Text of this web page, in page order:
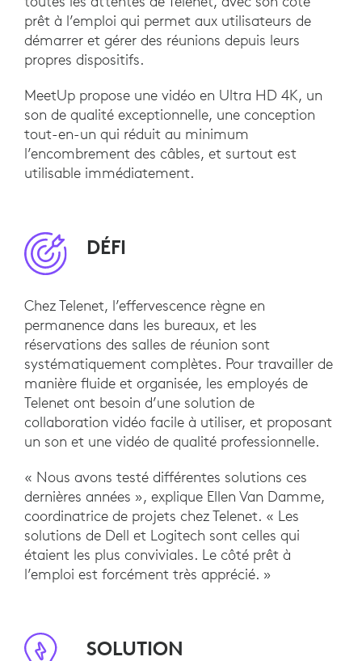
prêt à l’emploi qui permet aux utilisateurs de
démarrer et gérer des réunions depuis leurs
propres dispositifs.
MeetUp propose une vidéo en Ultra HD 4K, un
son de qualité exceptionnelle, une conception
tout-en-un qui réduit au minimum
l’encombrement des câbles, et surtout est
utilisable immédiatement.
DÉFI
Chez Telenet, l’effervescence règne en
permanence dans les bureaux, et les
réservations des salles de réunion sont
systématiquement complètes. Pour travailler de
manière fluide et organisée, les employés de
Telenet ont besoin d’une solution de
collaboration vidéo facile à utiliser, et proposant
un son et une vidéo de qualité professionnelle.
« Nous avons testé différentes solutions ces
dernières années », explique Ellen Van Damme,
coordinatrice de projets chez Telenet. « Les
solutions de Dell et Logitech sont celles qui
étaient les plus conviviales. Le côté prêt à
l’emploi est forcément très apprécié. »
SOLUTION